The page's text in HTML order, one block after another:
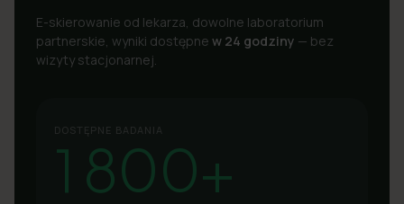
E-skierowanie od lekarza, dowolne laboratorium
partnerskie, wyniki dostępne w 24 godziny — bez
wizyty stacjonarnej.
DOSTĘPNE BADANIA
1 800+